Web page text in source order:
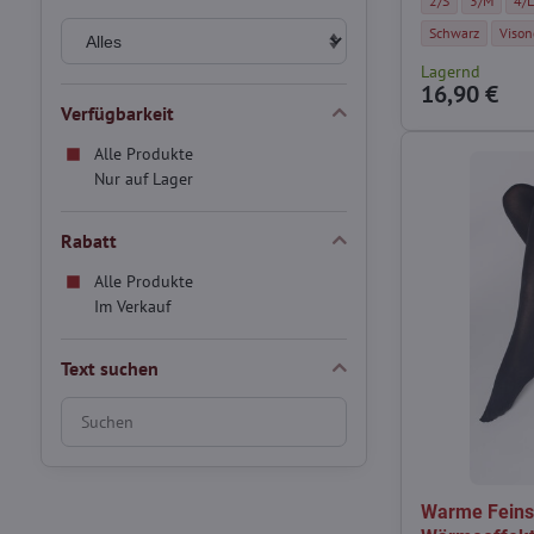
Kompressions
Schwarz
Lagernd
16,90 €
Warme
Verfügbarkeit
Alle Produkte
Nur auf Lager
Rabatt
Alle Produkte
Im Verkauf
Text suchen
Suchfilterergebnisse